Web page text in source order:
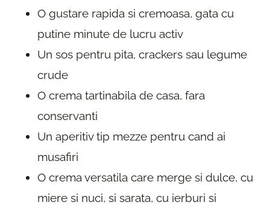
O gustare rapida si cremoasa, gata cu
putine minute de lucru activ
Un sos pentru pita, crackers sau legume
crude
O crema tartinabila de casa, fara
conservanti
Un aperitiv tip mezze pentru cand ai
musafiri
O crema versatila care merge si dulce, cu
miere si nuci, si sarata, cu ierburi si